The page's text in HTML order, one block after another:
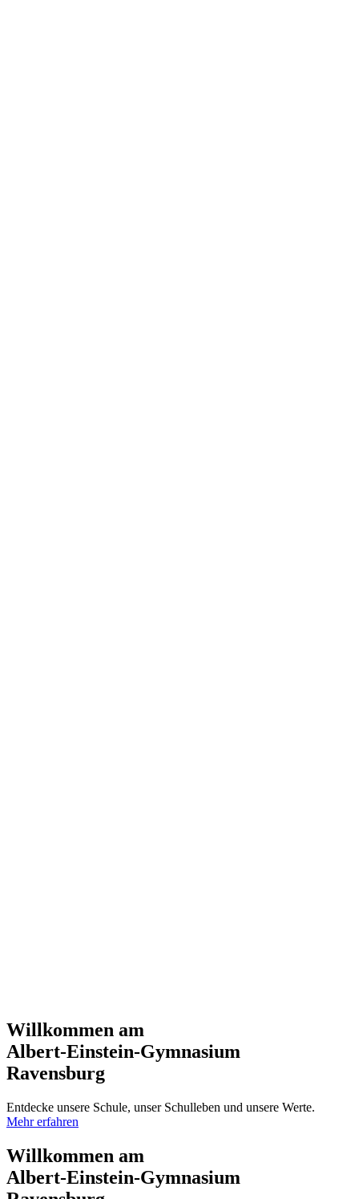
Willkommen am
Albert-Einstein-Gymnasium
Ravensburg
Entdecke unsere Schule, unser Schulleben und unsere Werte.
Mehr erfahren
Willkommen am
Albert-Einstein-Gymnasium